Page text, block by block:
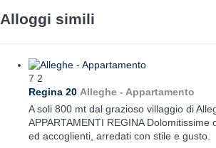
Alloggi simili
7 2
Regina 20 Alleghe - Appartamento
A soli 800 mt dal grazioso villaggio di
APPARTAMENTI REGINA
ed accoglienti, arredati con stile e gusto.